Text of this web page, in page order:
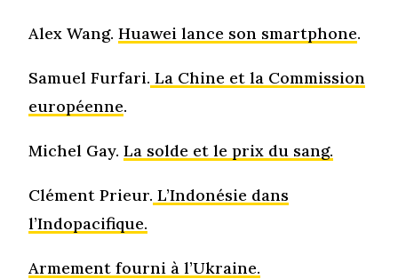
Alex Wang.Huawei lance son smartphone.
Samuel Furfari. La Chine et la Commission
européenne.
Michel Gay.La solde et le prix du sang.
Clément Prieur. L’Indonésie dans
l’Indopacifique.
Armement fourni à l’Ukraine.